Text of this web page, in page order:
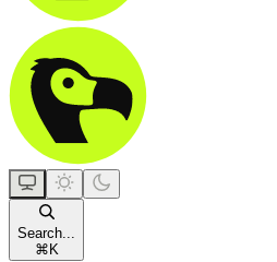
Search...
⌘ K